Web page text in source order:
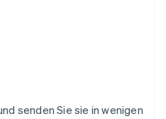
senden Sie sie in wenigen